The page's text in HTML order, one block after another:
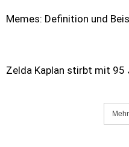
Memes: Definition und
Zelda Kaplan stirbt mit 95